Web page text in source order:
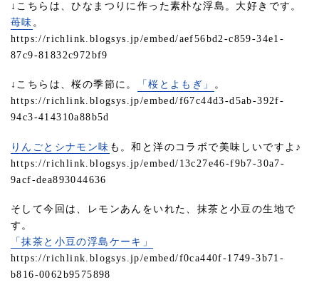
↓こちらは、ひなまつりに作った素朴な浮島。大好きです。
苺味 。
https://richlink.blogsys.jp/embed/aef56bd2-c859-34e1-
87c9-81832c972bf9
↓こちらは、桜の季節に。 「桜とよもぎ」 。
https://richlink.blogsys.jp/embed/f67c44d3-d5ab-392f-
94c3-414310a88b5d
りんごとシナモン味 も。和と洋のコラボで美味しいですよ♪
https://richlink.blogsys.jp/embed/13c27e46-f9b7-30a7-
9acf-dea893044636
そして今回は、レモンあんをいれた、抹茶と小豆の生地で
す。
「抹茶と小豆の浮島ケーキ」
https://richlink.blogsys.jp/embed/f0ca440f-1749-3b71-
b816-0062b9575898